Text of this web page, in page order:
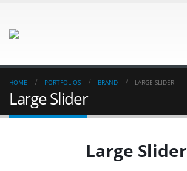
HOME PORTFOLIOS BRAND LARGE SLIDER
Large Slider
Large Slider